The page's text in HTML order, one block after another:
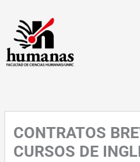
contenido
CONTRATOS
CURSOS DE